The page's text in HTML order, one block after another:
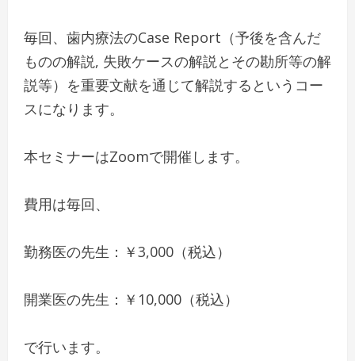
毎回、歯内療法のCase Report（予後を含んだ
ものの解説, 失敗ケースの解説とその勘所等の解
説等）を重要文献を通じて解説するというコー
スになります。
本セミナーはZoomで開催します。
費用は毎回、
勤務医の先生：￥3,000（税込）
開業医の先生：￥10,000（税込）
で行います。